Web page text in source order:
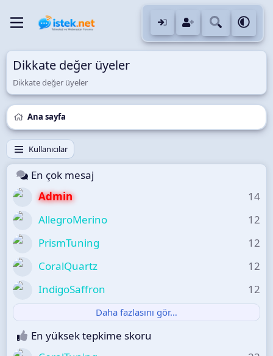
Dikkate değer üyeler
Dikkate değer üyeler
Ana sayfa
Kullanıcılar
En çok mesaj
14
Admin
12
AllegroMerino
12
PrismTuning
12
CoralQuartz
12
IndigoSaffron
Daha fazlasını gör…
En yüksek tepkime skoru